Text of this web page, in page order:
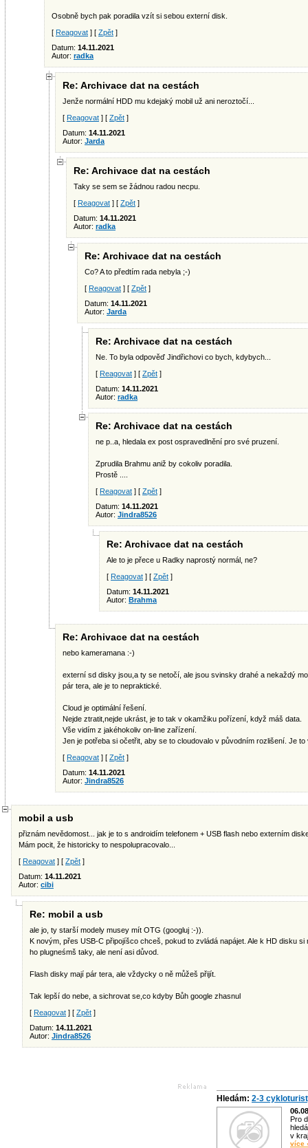
Osobně bych pak poradila vzít si sebou externí disk.
[ Reagovat ] [ Zpět ]
Datum: 14.11.2021
Autor: radka
Re: Archivace dat na cestách
Jenže normální HDD mu kdejaký mobil už ani neroztočí...
[ Reagovat ] [ Zpět ]
Datum: 14.11.2021
Autor: Jarda
Re: Archivace dat na cestách
Taky se sem se žádnou radou necpu.
[ Reagovat ] [ Zpět ]
Datum: 14.11.2021
Autor: radka
Re: Archivace dat na cestách
Co? A to předtím rada nebyla ;-)
[ Reagovat ] [ Zpět ]
Datum: 14.11.2021
Autor: Jarda
Re: Archivace dat na cestách
Ne. To byla odpověď Jindřichovi co bych, kdybych...
[ Reagovat ] [ Zpět ]
Datum: 14.11.2021
Autor: radka
Re: Archivace dat na cestách
ne p..a, hledala ex post ospravedlnění pro své pruzení.
Zprudila Brahmu aniž by cokoliv poradila.
Prostě ....
[ Reagovat ] [ Zpět ]
Datum: 14.11.2021
Autor: Jindra8526
Re: Archivace dat na cestách
Ale to je přece u Radky naprostý normál, ne?
[ Reagovat ] [ Zpět ]
Datum: 14.11.2021
Autor: Brahma
Re: Archivace dat na cestách
nebo kameramana :-)
externí sd disky jsou,a ty se netočí, ale jsou svinsky drahé a nekaždý
pár tera, ale je to nepraktické.
Cloud je optimální řešení.
Nejde ztratit,nejde ukrást, je to tak v okamžiku pořízení, když máš data.
Vše vidím z jakéhokoliv on-line zařízení.
Jen je potřeba si očetřit, aby se to cloudovalo v původním rozlišení. Je
[ Reagovat ] [ Zpět ]
Datum: 14.11.2021
Autor: Jindra8526
mobil a usb
přiznám nevědomost... jak je to s androidím telefonem + USB flash nebo externím
Mám pocit, že historicky to nespolupracovalo...
[ Reagovat ] [ Zpět ]
Datum: 14.11.2021
Autor: cibi
Re: mobil a usb
ale jo, ty starší modely musey mít OTG (googluj :-)).
K novým, přes USB-C připojíšco chceš, pokud to zvládá napájet. Ale k HD disku
ho plugneśmš taky, ale není asi důvod.
Flash disky mají pár tera, ale vždycky o ně můžeš přijít.
Tak lepší do nebe, a sichrovat se,co kdyby Bůh google zhasnul
[ Reagovat ] [ Zpět ]
Datum: 14.11.2021
Autor: Jindra8526
Hledám: 2-3
Pro
v
více